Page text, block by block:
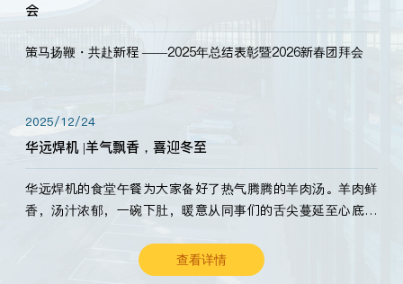
会
策马扬鞭・共赴新程 ——2025年总结表彰暨2026新春团拜会
2025/12/24
华远焊机 |羊气飘香，喜迎冬至
华远焊机的食堂午餐为大家备好了热气腾腾的羊肉汤。羊肉鲜
香，汤汁浓郁，一碗下肚，暖意从同事们的舌尖蔓延至心底。
查看详情